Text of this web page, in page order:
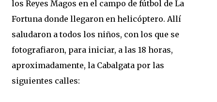
los Reyes Magos en el campo de fútbol de La
Fortuna donde llegaron en helicóptero. Allí
saludaron a todos los niños, con los que se
fotografiaron, para iniciar, a las 18 horas,
aproximadamente, la Cabalgata por las
siguientes calles: